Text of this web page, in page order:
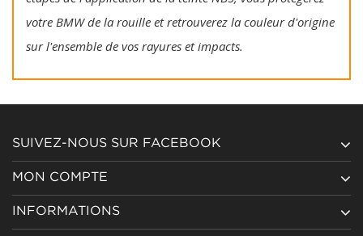
votre BMW de la rouille et retrouverez la couleur d'origine
sur l'ensemble de vos rayures et impacts.
SUIVEZ-NOUS SUR FACEBOOK
MON COMPTE
INFORMATIONS